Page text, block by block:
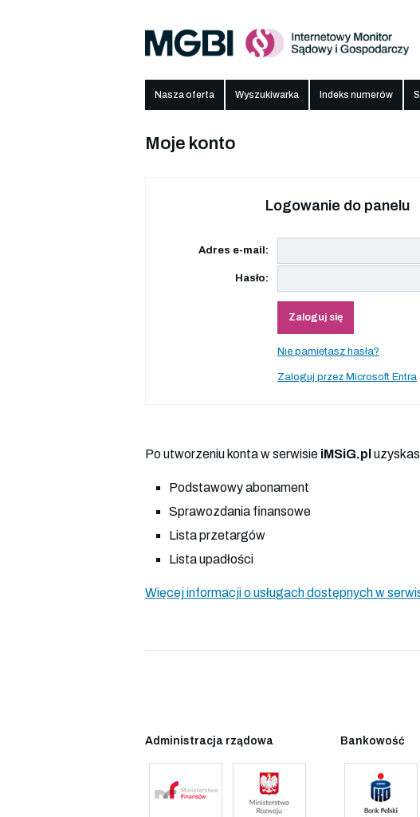
Nasza oferta Wyszukiwarka Indeks numerów
Moje konto
Logowanie do panelu
Adres e-mail:
Hasło:
Zaloguj się
Nie pamiętasz hasła?
Zaloguj przez Microsoft Entra
Po utworzeniu konta w serwisie iMSiG.pl
Podstawowy abonament
Sprawozdania finansowe
Lista przetargów
Lista upadłości
Więcej informacji o usługach dostępnych w
Administracja rządowa Bankowość